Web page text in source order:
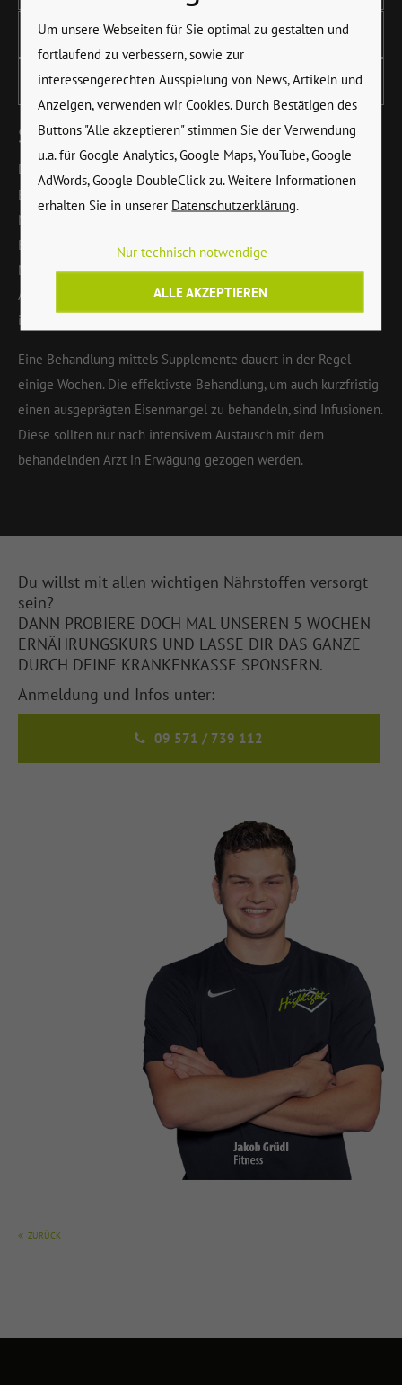
Anämie
Eisenhaltige Lebensmittel
Supplemente
Die beste und wohl gesündeste Vorsorge ist eine ausreichende
Eisenversorgung über die Ernährung. Dies gilt auch für
Nahrungsmittel, die die Eisenaufnahme unterstützen, zum
Beispiel Vitamin C, Folsäure und Proteine. Eine weitere
Möglichkeit bietet die Supplementierung mit Eisenpräparaten.
Achtung: Dies sollte nur nach vorhandener Labordiagnostik und
in Abstimmung mit dem behandelnden Arzt erfolgen.
Eine Behandlung mittels Supplemente dauert in der Regel
einige Wochen. Die effektivste Behandlung, um auch kurzfristig
einen ausgeprägten Eisenmangel zu behandeln, sind Infusionen.
Diese sollten nur nach intensivem Austausch mit dem
behandelnden Arzt in Erwägung gezogen werden.
Du willst mit allen wichtigen Nährstoffen versorgt
sein?
DANN PROBIERE DOCH MAL UNSEREN 5 WOCHEN
ERNÄHRUNGSKURS UND LASSE DIR DAS GANZE
DURCH DEINE KRANKENKASSE SPONSERN.
Anmeldung und Infos unter:
09 571 / 739 112
ZURÜCK
Um unsere Webseiten für Sie optimal zu gestalten und
fortlaufend zu verbessern, sowie zur
interessengerechten Ausspielung von News, Artikeln und
Anzeigen, verwenden wir Cookies. Durch Bestätigen des
Buttons "Alle akzeptieren" stimmen Sie der Verwendung
u.a. für Google Analytics, Google Maps, YouTube, Google
AdWords, Google DoubleClick zu. Weitere Informationen
erhalten Sie in unserer Datenschutzerklärung.
Nur technisch notwendige
ALLE AKZEPTIEREN